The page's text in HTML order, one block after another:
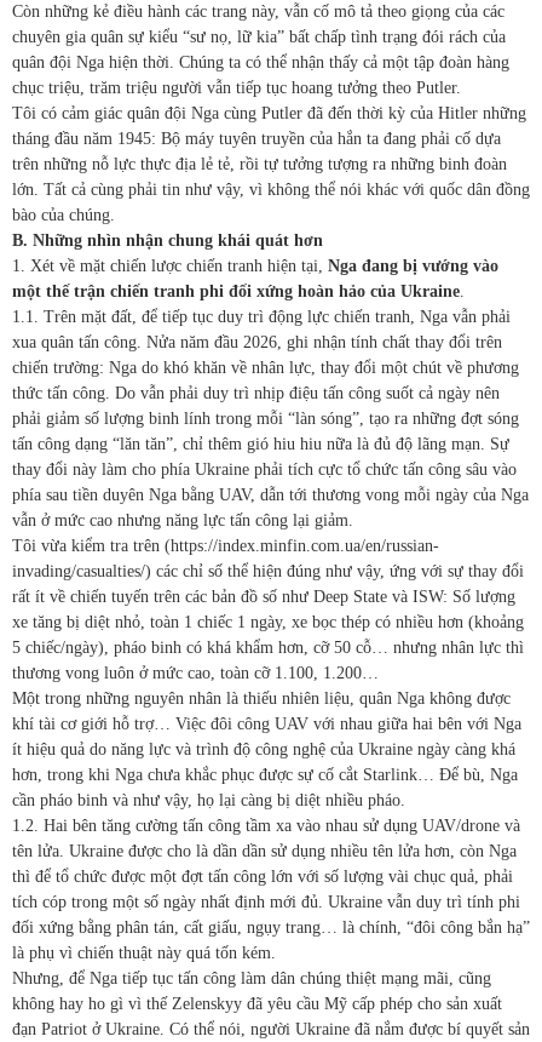
Còn những kẻ điều hành các trang này, vẫn cố mô tả theo giọng của các
chuyên gia quân sự kiểu “sư nọ, lữ kia” bất chấp tình trạng đói rách của
quân đội Nga hiện thời. Chúng ta có thể nhận thấy cả một tập đoàn hàng
chục triệu, trăm triệu người vẫn tiếp tục hoang tưởng theo Putler.
Tôi có cảm giác quân đội Nga cùng Putler đã đến thời kỳ của Hitler những
tháng đầu năm 1945: Bộ máy tuyên truyền của hắn ta đang phải cố dựa
trên những nỗ lực thực địa lẻ tẻ, rồi tự tưởng tượng ra những binh đoàn
lớn. Tất cả cùng phải tin như vậy, vì không thể nói khác với quốc dân đồng
bào của chúng.
B. Những nhìn nhận chung khái quát hơn
1. Xét về mặt chiến lược chiến tranh hiện tại, Nga đang bị vướng vào
một thế trận chiến tranh phi đối xứng hoàn hảo của Ukraine
1.1. Trên mặt đất, để tiếp tục duy trì động lực chiến tranh, Nga vẫn phải
xua quân tấn công. Nửa năm đầu 2026, ghi nhận tính chất thay đổi trên
chiến trường: Nga do khó khăn về nhân lực, thay đổi một chút về phương
thức tấn công. Do vẫn phải duy trì nhịp điệu tấn công suốt cả ngày nên
phải giảm số lượng binh lính trong mỗi “làn sóng”, tạo ra những đợt sóng
tấn công dạng “lăn tăn”, chỉ thêm gió hiu hiu nữa là đủ độ lãng mạn. Sự
thay đổi này làm cho phía Ukraine phải tích cực tổ chức tấn công sâu vào
phía sau tiền duyên Nga bằng UAV, dẫn tới thương vong mỗi ngày của Nga
vẫn ở mức cao nhưng năng lực tấn công lại giảm.
Tôi vừa kiểm tra trên (https://index.minfin.com.ua/en/russian-
invading/casualties/) các chỉ số thể hiện đúng như vậy, ứng với sự thay đổi
rất ít về chiến tuyến trên các bản đồ số như Deep State và ISW: Số lượng
xe tăng bị diệt nhỏ, toàn 1 chiếc 1 ngày, xe bọc thép có nhiều hơn (khoảng
5 chiếc/ngày), pháo binh có khá khẩm hơn, cỡ 50 cỗ… nhưng nhân lực thì
thương vong luôn ở mức cao, toàn cỡ 1.100, 1.200…
Một trong những nguyên nhân là thiếu nhiên liệu, quân Nga không được
khí tài cơ giới hỗ trợ… Việc đôi công UAV với nhau giữa hai bên với Nga
ít hiệu quả do năng lực và trình độ công nghệ của Ukraine ngày càng khá
hơn, trong khi Nga chưa khắc phục được sự cố cắt Starlink… Để bù, Nga
cần pháo binh và như vậy, họ lại càng bị diệt nhiều pháo.
1.2. Hai bên tăng cường tấn công tầm xa vào nhau sử dụng UAV/drone và
tên lửa. Ukraine được cho là dần dần sử dụng nhiều tên lửa hơn, còn Nga
thì để tổ chức được một đợt tấn công lớn với số lượng vài chục quả, phải
tích cóp trong một số ngày nhất định mới đủ. Ukraine vẫn duy trì tính phi
đối xứng bằng phân tán, cất giấu, ngụy trang… là chính, “đôi công bắn hạ”
là phụ vì chiến thuật này quá tốn kém.
Nhưng, để Nga tiếp tục tấn công làm dân chúng thiệt mạng mãi, cũng
không hay ho gì vì thế Zelenskyy đã yêu cầu Mỹ cấp phép cho sản xuất
đạn Patriot ở Ukraine. Có thể nói, người Ukraine đã nắm được bí quyết sản